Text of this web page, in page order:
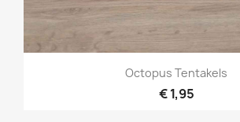
Octopus Tentakels
€ 1,95